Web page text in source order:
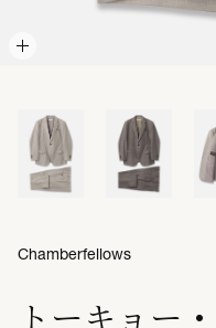
トーキョー
Chamberfellows